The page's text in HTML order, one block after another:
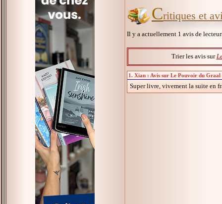
Critiques et
Il y a actuellement 1 avis de
Trier les avis sur
1. Xian : Avis sur Le Pouvoir du Graal
Super livre, vivement la suite en